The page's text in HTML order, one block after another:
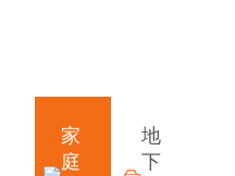
家
庭
地
下